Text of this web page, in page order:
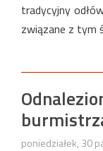
tradycyjny
związane z tym
poniedziałek, 30